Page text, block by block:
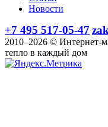
Новости
+7 495 517-05-47
2010–2026 © Интернет-
тепло в каждый дом